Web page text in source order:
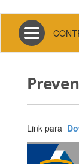
Toggle
navigation
Link para